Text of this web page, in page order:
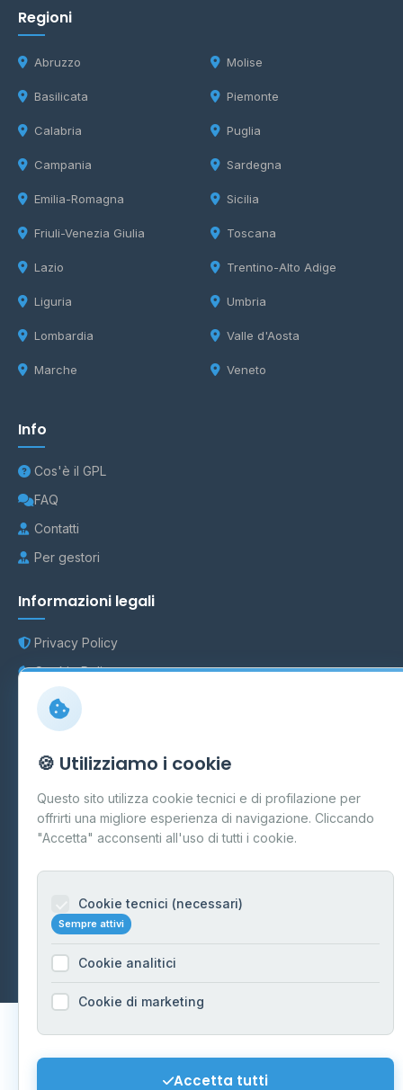
Regioni
Abruzzo
Basilicata
Calabria
Campania
Emilia-Romagna
Friuli-Venezia Giulia
Lazio
Liguria
Lombardia
Marche
Molise
Piemonte
Puglia
Sardegna
Sicilia
Toscana
Trentino-Alto Adige
Umbria
Valle d'Aosta
Veneto
Info
Cos'è il GPL
FAQ
Contatti
Per gestori
Informazioni legali
Privacy Policy
Cookie Policy
Preferenze Cookie
Mappa del sito
Contattaci
info@distributori-gpl.it
© 2026 - Distributori di GPL -AF Project Software Agency
Carpi
Dati forniti daMinistero delle Imprese e del Made in Italy
🍪 Utilizziamo i cookie
Questo sito utilizza cookie tecnici e di profilazione per
offrirti una migliore esperienza di navigazione. Cliccando
"Accetta" acconsenti all'uso di tutti i cookie.
Cookie tecnici (necessari)
Sempre attivi
Cookie analitici
Cookie di marketing
Accetta tutti